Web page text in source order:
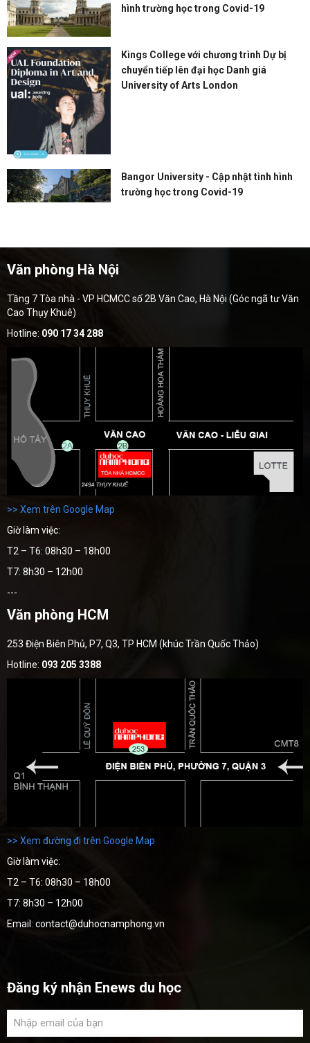
hình trường học trong Covid-19
Kings College với chương trình Dự bị
chuyển tiếp lên đại học Danh giá
University of Arts London
Bangor University - Cập nhật tình hình
trường học trong Covid-19
Văn phòng Hà Nội
Tầng 7 Tòa nhà - VP HCMCC số 2B Văn Cao, Hà Nội (Góc ngã tư Văn
Cao Thụy Khuê)
Hotline: 090 17 34 288
>> Xem trên Google Map
Giờ làm việc:
T2 – T6: 08h30 – 18h00
T7: 8h30 – 12h00
---
Văn phòng HCM
253 Điện Biên Phủ, P7, Q3, TP HCM (khúc Trần Quốc Thảo)
Hotline: 093 205 3388
>> Xem đường đi trên Google Map
Giờ làm việc:
T2 – T6: 08h30 – 18h00
T7: 8h30 – 12h00
Email: contact@duhocnamphong.vn
Đăng ký nhận Enews du học